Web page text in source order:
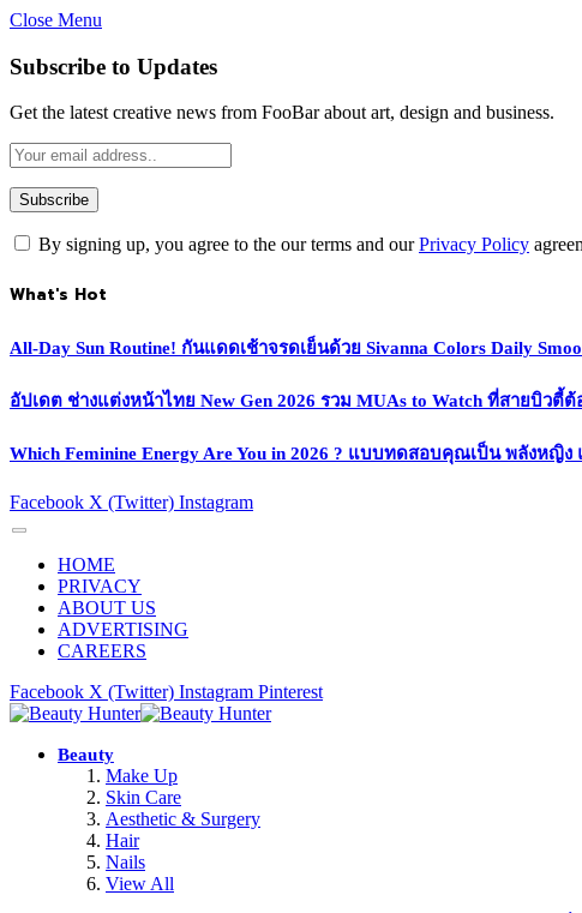
Close Menu
Subscribe to Updates
Get the latest creative news from FooBar about art, design and business.
By signing up, you agree to the our terms and ourPrivacy Policy
What's Hot
All-Day Sun Routine! กันแดดเช้าจรดเย็นด้วย Sivanna Colors Daily
อัปเดต ช่างแต่งหน้าไทย New Gen 2026 รวม MUAs to Watch ที่สายบิวตี้ต้
Which Feminine Energy Are You in 2026 ? แบบทดสอบคุณเป็น พลังหญิง
Facebook X (Twitter) Instagram
HOME
PRIVACY
ABOUT US
ADVERTISING
CAREERS
Facebook X (Twitter) Instagram Pinterest
Beauty
Make Up
Skin Care
Aesthetic & Surgery
Hair
Nails
View All